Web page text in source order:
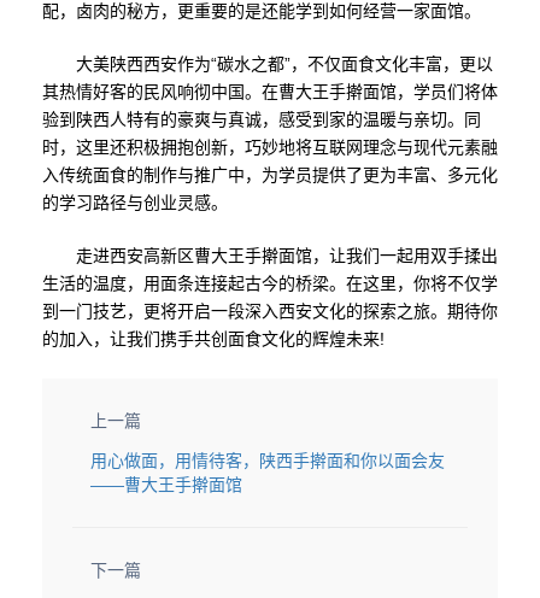
配，卤肉的秘方，更重要的是还能学到如何经营一家面馆。
大美陕西西安作为“碳水之都”，不仅面食文化丰富，更以
其热情好客的民风响彻中国。在曹大王手擀面馆，学员们将体
验到陕西人特有的豪爽与真诚，感受到家的温暖与亲切。同
时，这里还积极拥抱创新，巧妙地将互联网理念与现代元素融
入传统面食的制作与推广中，为学员提供了更为丰富、多元化
的学习路径与创业灵感。
走进西安高新区曹大王手擀面馆，让我们一起用双手揉出
生活的温度，用面条连接起古今的桥梁。在这里，你将不仅学
到一门技艺，更将开启一段深入西安文化的探索之旅。期待你
的加入，让我们携手共创面食文化的辉煌未来!
上一篇
用心做面，用情待客，陕西手擀面和你以面会友
——曹大王手擀面馆
下一篇